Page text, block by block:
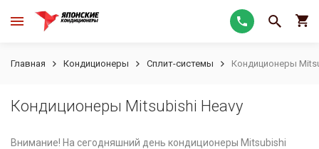
Главная Кондиционеры Сплит-системы Кондиционеры
Кондиционеры Mitsubishi Heavy
Внимание! На сегодняшний день кондиционеры Mitsubishi